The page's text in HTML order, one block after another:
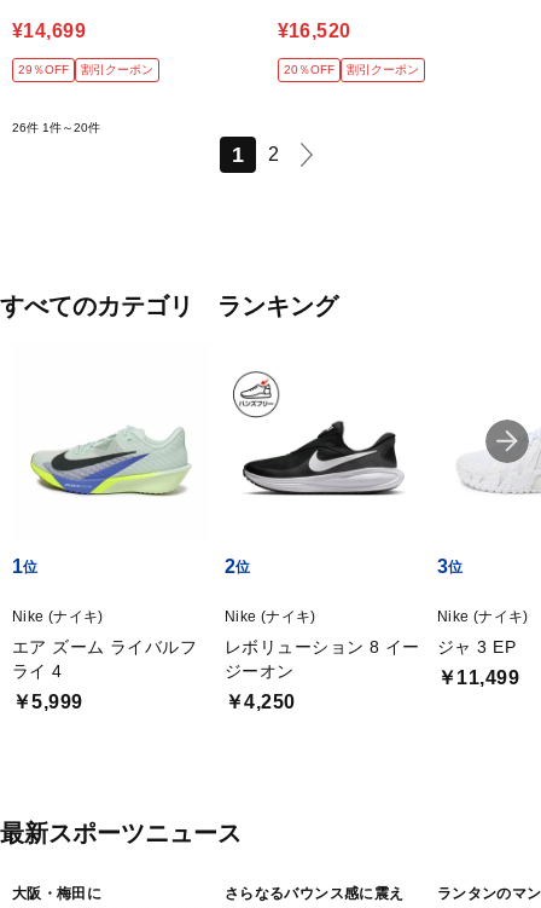
¥14,699
29％OFF 割引クーポン
¥16,520
20％OFF 割引クーポン
26件 1件～20件
1 2
すべてのカテゴリ ランキング
1
Nike (ナイキ)
エア ズーム ライバルフ
ライ 4
￥5,999
2
Nike (ナイキ)
レボリューション 8 イー
ジーオン
￥4,250
3
Nike (ナイキ)
ジャ 3 EP
￥11,499
最新スポーツニュース
大阪・梅田に
さらなるバウンス感に震え
ランタンのマ